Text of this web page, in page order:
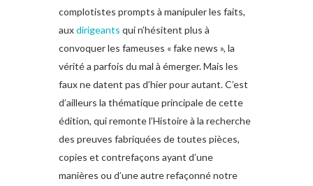
complotistes prompts à manipuler les faits,
auxdirigeants qui n’hésitent plus à
convoquer les fameuses « fake news », la
vérité a parfois du mal à émerger. Mais les
faux ne datent pas d’hier pour autant. C’est
d’ailleurs la thématique principale de cette
édition, qui remonte l’Histoire à la recherche
des preuves fabriquées de toutes pièces,
copies et contrefaçons ayant d’une
manières ou d’une autre refaçonné notre